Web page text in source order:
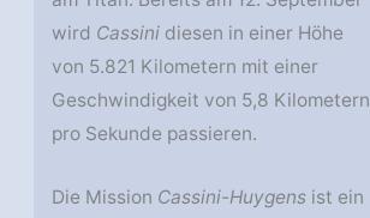
wird Cassini diesen in einer Höhe
von 5.821 Kilometern mit einer
Geschwindigkeit von 5,8 Kilometern
pro Sekunde passieren.
Die Mission Cassini-Huygens ist ein